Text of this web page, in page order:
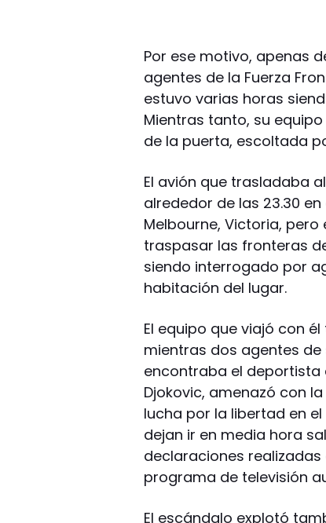
Por ese motivo, apenas
agentes de la Fuerza
estuvo varias horas
Mientras tanto, su
de la puerta, escoltada
El avión que trasladaba
alrededor de las 23.30
Melbourne, Victoria,
traspasar las fronteras
siendo interrogado por
habitación del lugar.
El equipo que viajó con
mientras dos agentes
encontraba el deportista
Djokovic, amenazó con
lucha por la libertad en
dejan ir en media hora
declaraciones
programa de televisión
El escándalo explotó